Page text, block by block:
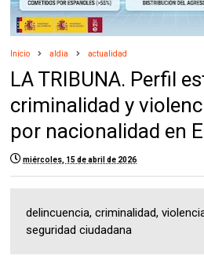
Inicio aldia actualidad
LA TRIBUNA. Perfil
criminalidad y
por nacionalidad en
miércoles, 15 de abril de 2026
delincuencia, criminalidad,
seguridad ciudadana